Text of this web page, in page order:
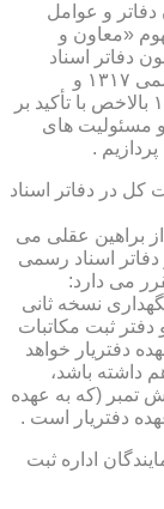
و عوامل
«معاون و
دفاتر اسناد
رسمی مصوب ۱۳۱۶ و آئین نامه دفاتر اسناد رسمی ۱۳۱۷ و
نظامنامه قانون دفاتر اسناد رسمی مصوب ۱۳۱۶ بالاخص با تأكید بر
و مسئولیت های
.
كل در دفاتر اسناد
از براهین عقلی می
اسناد رسمی
نسخه ثانی
دفتر ثبت مكاتبات
به عهده دفتریار خواهد
داشته باشد،
تمبر (كه به عهده
دفتریار است .
اداره ثبت